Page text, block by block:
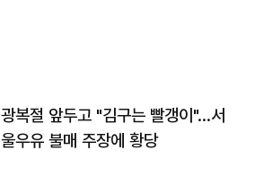
광복절 앞두고 "김구는 빨갱이"…서
울우유 불매 주장에 황당